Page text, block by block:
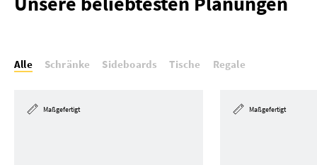
Alle Schränke Sideboards Tische Regale
Maßgefertigt Maßgefertigt